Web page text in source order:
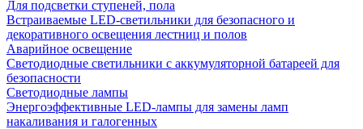
Для подсветки ступеней, пола
Встраиваемые LED-светильники для безопасного и
декоративного освещения лестниц и полов
Аварийное освещение
Светодиодные светильники с аккумуляторной батареей для
безопасности
Светодиодные лампы
Энергоэффективные LED-лампы для замены ламп
накаливания и галогенных